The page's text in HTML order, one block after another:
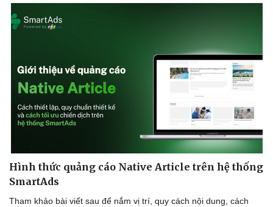
Hình thức quảng cáo Native Article trên hệ thống
SmartAds
Tham khảo bài viết sau để nắm vị trí, quy cách nội dung, cách